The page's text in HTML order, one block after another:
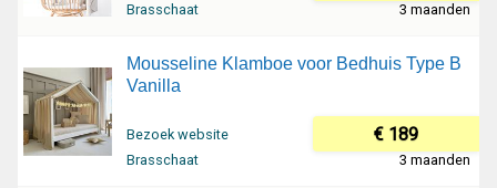
Brasschaat 3 maanden
Mousseline Klamboe voor Bedhuis Type B
Vanilla
Bezoek website € 189
Brasschaat 3 maanden